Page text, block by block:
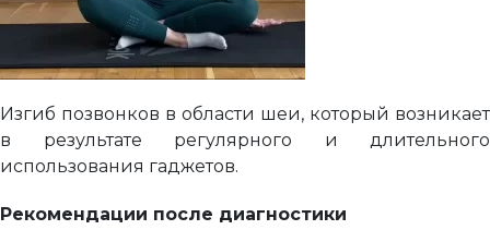
Изгиб позвонков в области шеи, который возникает
в результате регулярного и длительного
использования гаджетов.
Рекомендации после диагностики